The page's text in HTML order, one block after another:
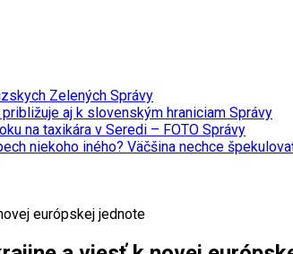
Zelených Správy
aj k slovenským hraniciam Správy
na taxikára v Seredi – FOTO Správy
niekoho iného? Väčšina nechce
európskej jednote